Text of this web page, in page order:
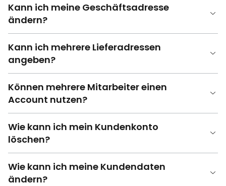
Kann ich meine Geschäftsadresse
ändern?
Kann ich mehrere Lieferadressen
angeben?
Können mehrere Mitarbeiter einen
Account nutzen?
Wie kann ich mein Kundenkonto
löschen?
Wie kann ich meine Kundendaten
ändern?